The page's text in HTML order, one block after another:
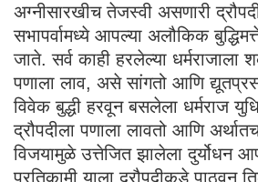
अग्नीसारखीच तेजस्वी असणारी
सभापर्वामध्ये आपल्या अलौकिक
जाते. सर्व काही हरलेल्या धर्मराजाला
पणाला लाव, असे सांगतो आणि
विवेक बुद्धी हरवून बसलेला धर्मराज
द्रौपदीला पणाला लावतो आणि
विजयामुळे उत्तेजित झालेला दुर्योधन
प्रतिकामी याला द्रौपदीकडे पाठवून